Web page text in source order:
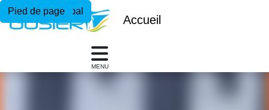
Menu principal
Contenu principal
Pied de page
Accueil
MENU